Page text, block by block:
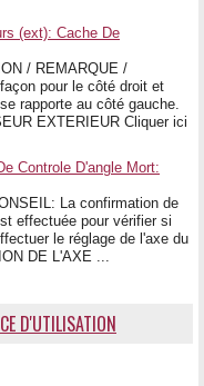
(ext): Cache De
/ REMARQUE /
pour le côté droit et
rapporte au côté gauche.
EXTERIEUR Cliquer ici
Controle D'angle Mort:
La confirmation de
effectuée pour vérifier si
le réglage de l'axe du
DE L'AXE ...
D'UTILISATION